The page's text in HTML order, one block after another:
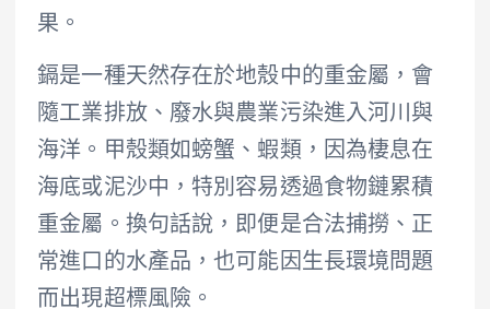
果。
鎘是一種天然存在於地殼中的重金屬，會
隨工業排放、廢水與農業污染進入河川與
海洋。甲殼類如螃蟹、蝦類，因為棲息在
海底或泥沙中，特別容易透過食物鏈累積
重金屬。換句話說，即便是合法捕撈、正
常進口的水產品，也可能因生長環境問題
而出現超標風險。